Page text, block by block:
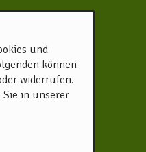
und
können
widerrufen.
in unserer